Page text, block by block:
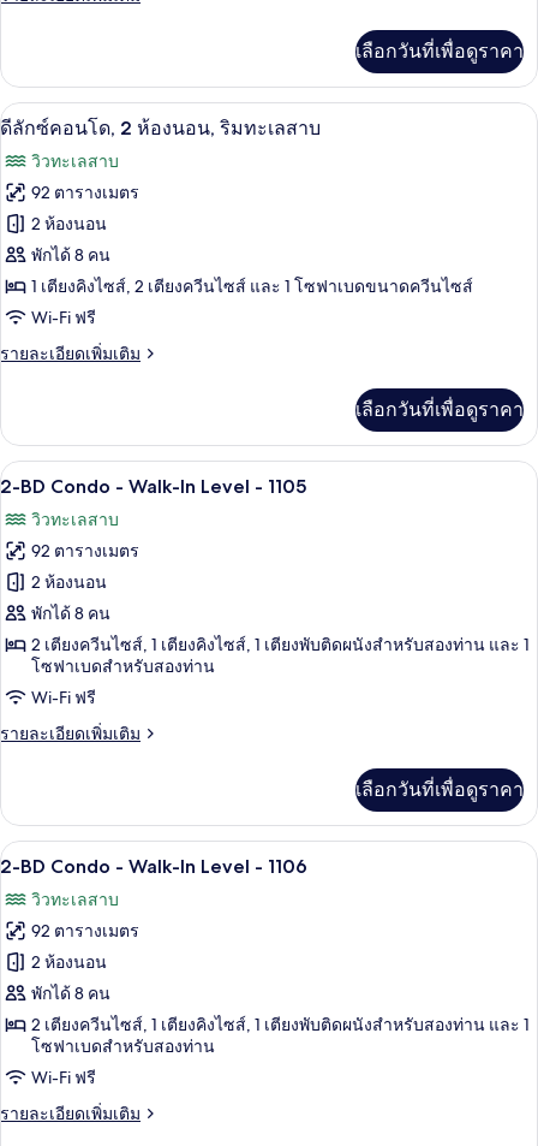
ห้อง
นอน,
ริม
ทะเลสาบ
เกี่ยว
กับ
ดี
ซ์
คอน
โด,
2
ห้อง
นอน,
ริม
ทะเลสาบ
เลือกวันที่เพื่อดูราคา
เปิด
ภาพถ่าย
ทั้งหมด
ของ
ดี
ลัก
ซ์
คอน
2
ห้อง
นอน,
ริม
ทะเลสาบ
ดีลักซ์คอนโด, 2 ห้องนอน, ริมทะเลสาบ
13
ดีลักซ์คอนโด, 2 ห้องนอน, ริมทะเลสาบ
วิวทะเลสาบ
92 ตารางเมตร
2 ห้องนอน
พักได้ 8 คน
1 เตียงคิงไซส์, 2 เตียงควีนไซส์ และ 1 โซฟาเบดขนาดควีนไซส์
Wi-Fi ฟรี
รายละเอียดเพิ่มเติม
ราย
เกี่ยว
กับ
ดี
ซ์
คอน
โด,
2
ห้อง
นอน,
ริม
ทะเลสาบ
เลือกวันที่เพื่อดูราคา
เปิด
ภาพถ่าย
ทั้งหมด
ของ
2-
BD
Condo
-
Walk-
In
-
1105
21
2-BD Condo - Walk-In Level - 1105
วิวทะเลสาบ
92 ตารางเมตร
2 ห้องนอน
พักได้ 8 คน
2 เตียงควีนไซส์, 1 เตียงคิงไซส์, 1 เตียงพับติดผนังสำหรับสองท่าน และ 1
โซฟาเบดสำหรับสองท่าน
Wi-Fi ฟรี
รายละเอียดเพิ่มเติม
ราย
เกี่ยว
กับ
2-
Condo
Walk-
In
Level
-
1105
เลือกวันที่เพื่อดูราคา
เปิด
ภาพถ่าย
ทั้งหมด
ของ
2-
BD
Condo
-
Walk-
In
ผ้าม่านกันแสง, เตารีด/โต๊ะรีดผ้า, Wi-
20
2-BD Condo - Walk-In Level - 1106
วิวทะเลสาบ
92 ตารางเมตร
2 ห้องนอน
พักได้ 8 คน
2 เตียงควีนไซส์, 1 เตียงคิงไซส์, 1 เตียงพับติดผนังสำหรับสองท่าน และ 1
โซฟาเบดสำหรับสองท่าน
Wi-Fi ฟรี
รายละเอียดเพิ่มเติม
ราย